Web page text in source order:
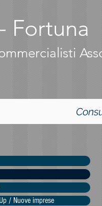
Fortuna
/ Nuove imprese